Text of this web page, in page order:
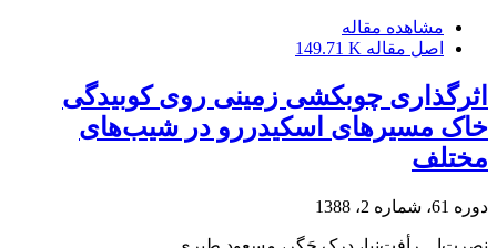
مشاهده مقاله
اصل مقاله 149.71 K
اثرگذاری چوبکشی زمینی روی کوبیدگی
خاک مسیرهای اسکیدررو در شیب‌های
مختلف
دوره 61، شماره 2، 1388